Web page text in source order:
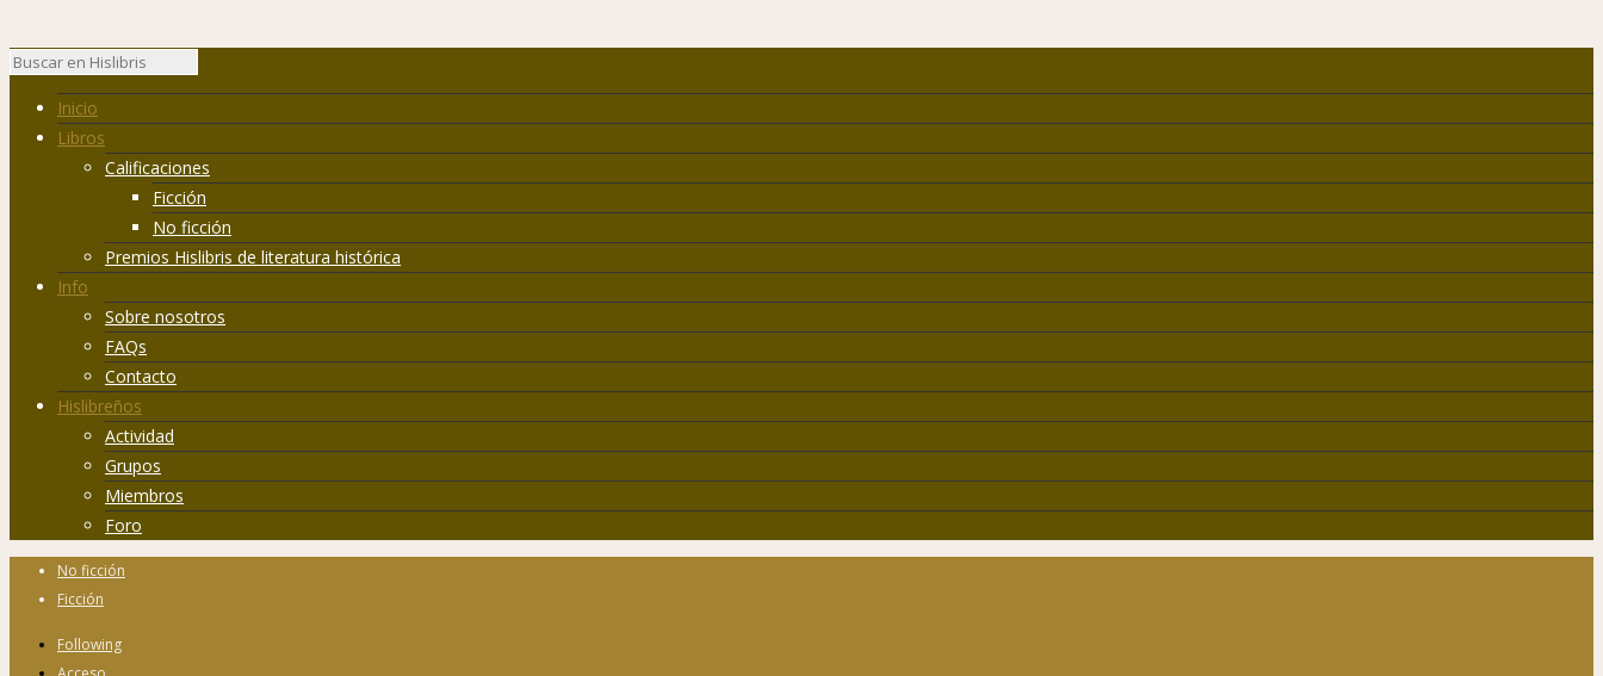
Inicio
Libros
Calificaciones
Ficción
No ficción
Premios Hislibris de literatura histórica
Info
Sobre nosotros
FAQs
Contacto
Hislibreños
Actividad
Grupos
Miembros
Foro
No ficción
Ficción
Following